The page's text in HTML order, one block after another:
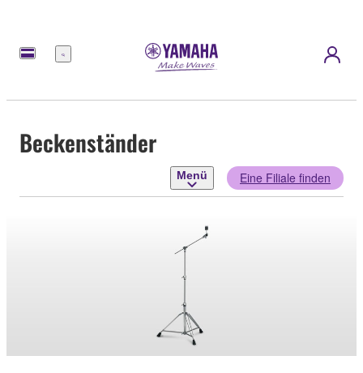
Menü
Beckenständer
Menü Eine Filiale finden